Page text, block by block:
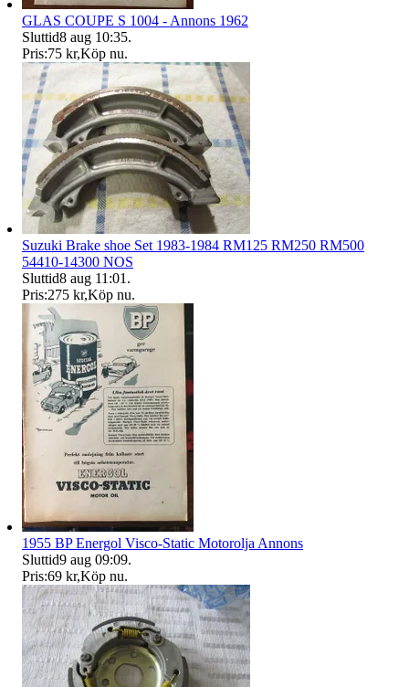
GLAS COUPE S 1004 - Annons 1962
Sluttid8 aug 10:35.
Pris:75 kr,Köp nu.
Suzuki Brake shoe Set 1983-1984 RM125 RM250 RM500
54410-14300 NOS
Sluttid8 aug 11:01 .
Pris:275 kr,Köp nu.
1955 BP Energol Visco-Static Motorolja Annons
Sluttid9 aug 09:09.
Pris:69 kr,Köp nu.